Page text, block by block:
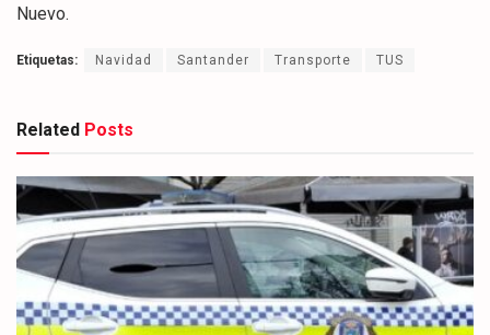
Nuevo.
Etiquetas: Navidad Santander Transporte TUS
Related Posts